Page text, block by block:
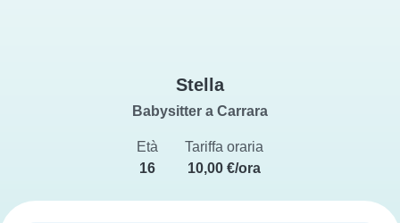
Stella
Babysitter a Carrara
Età
16
Tariffa oraria
10,00 €/ora